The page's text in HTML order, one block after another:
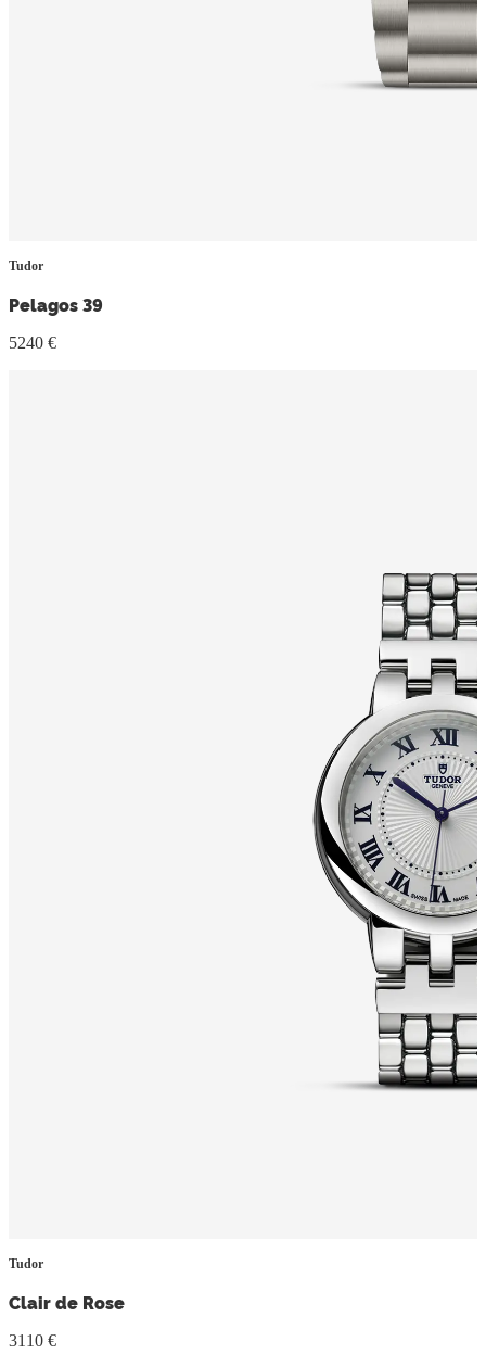
Tudor
Pelagos 39
5240 €
Tudor
Clair de Rose
3110 €